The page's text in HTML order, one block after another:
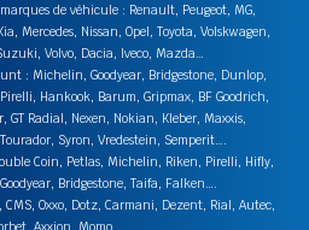
de véhicule : Renault, Peugeot, MG,
Mercedes, Nissan, Opel, Toyota, Volskwagen,
Volvo, Dacia, Iveco, Mazda…
: Michelin, Goodyear, Bridgestone, Dunlop,
Hankook, Barum, Gripmax, BF Goodrich,
GT Radial, Nexen, Nokian, Kleber, Maxxis,
Syron, Vredestein, Semperit….
Coin, Petlas, Michelin, Riken, Pirelli, Hifly,
Bridgestone, Taifa, Falken….
Oxxo, Dotz, Carmani, Dezent, Rial, Autec,
Axxion, Momo…